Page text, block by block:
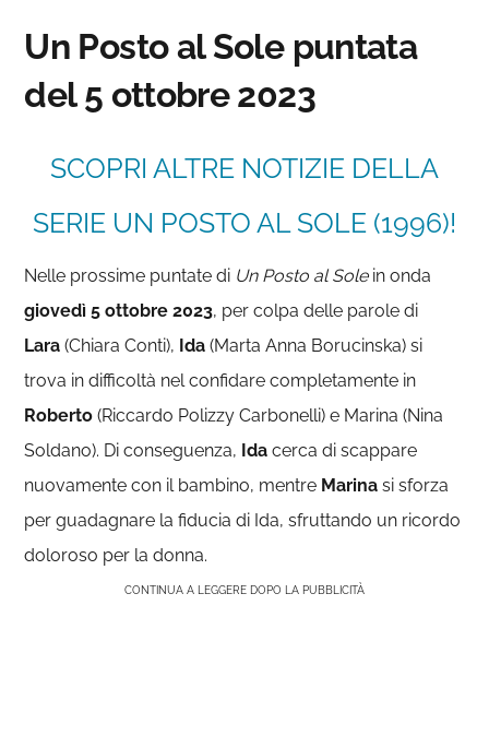
Un Posto al Sole puntata
del 5 ottobre 2023
SCOPRI ALTRE NOTIZIE DELLA
SERIE UN POSTO AL SOLE (1996)!
Nelle prossime puntate di Un Posto al Solein onda
giovedì 5 ottobre 2023, per colpa delle parole di
Lara(Chiara Conti), Ida(Marta Anna Borucinska) si
trova in difficoltà nel confidare completamente in
Roberto(Riccardo Polizzy Carbonelli) e Marina (Nina
Soldano). Di conseguenza, Ida cerca di scappare
nuovamente con il bambino, mentre Marina si sforza
per guadagnare la fiducia di Ida, sfruttando un ricordo
doloroso per la donna.
CONTINUA A LEGGERE DOPO LA PUBBLICITÀ